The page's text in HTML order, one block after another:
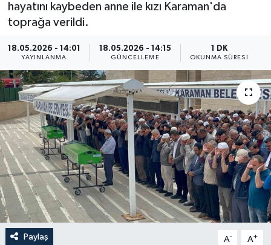
hayatını kaybeden anne ile kızı Karaman'da
toprağa verildi.
18.05.2026 - 14:01
YAYINLANMA
18.05.2026 - 14:15
GÜNCELLEME
1 DK
OKUNMA SÜRESI
Paylaş A- A+
KÜLTÜR-SANAT-MAGAZİN
ÖZEL HABER
RÖPORTAJLAR
SAĞLIK
SİYASET
GÜNCEL
SPOR
Son Dakika Haberleri